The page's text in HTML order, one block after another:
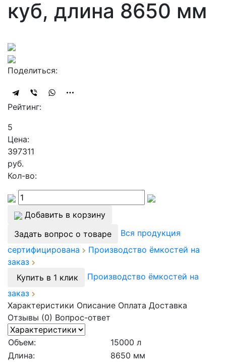
куб, длина 8650 мм
Поделиться:
Рейтинг:
5
Цена:
397311
руб.
Кол-во:
Добавить в корзину
Задать вопрос о товаре
Вся продукция
сертифицирована
Производство ёмкостей на
заказ
Купить в 1 клик
Производство ёмкостей на
заказ
Характеристики Описание Оплата Доставка
Отзывы (0) Вопрос-ответ
Объем:
15000 л
Длина:
8650 мм